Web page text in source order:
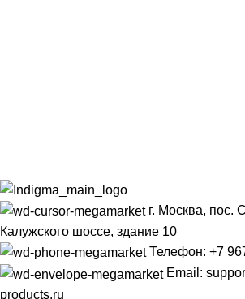
г. Москва, пос.
Калужского шоссе, здание 10
Телефон: +7
Email:
products.ru